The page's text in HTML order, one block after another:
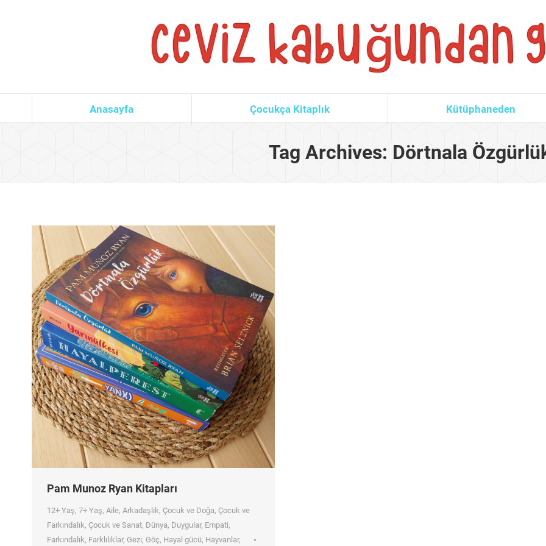
Anasayfa Çocukça Kitaplık Kütüphaneden
Tag Archives: Dörtnala
Pam Munoz Ryan Kitapları
12+ Yaş, 7+ Yaş, Aile, Arkadaşlık, Çocuk ve Doğa, Çocuk ve
Farkındalık, Çocuk ve Sanat, Dünya, Duygular, Empati,
Farkındalık, Farklılıklar, Gezi, Göç, Hayal gücü, Hayvanlar,